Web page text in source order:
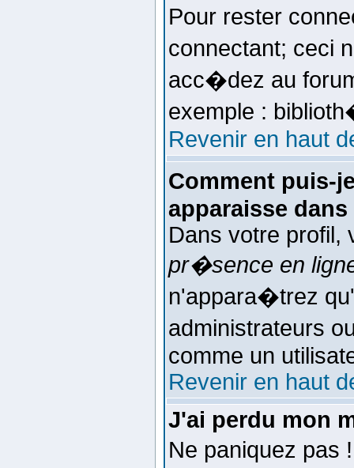
Pour rester
connectant; ceci
acc�dez au
exemple :
Revenir en haut
Comment puis-
apparaisse
Dans votre profil,
pr�sence en
n'appara�trez
administrateurs
comme un
Revenir en haut
J'ai perdu mon
Ne paniquez pas